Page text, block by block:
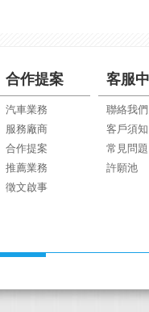
合作提案
汽車業務
服務廠商
合作提案
推薦業務
徵文啟事
客服
聯絡我們
客戶須知
常見問題
許願池